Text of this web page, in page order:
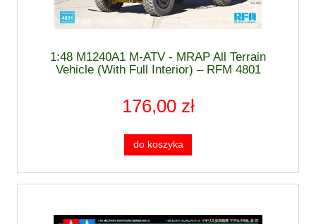
1:48 M1240A1 M-ATV - MRAP All Terrain
Vehicle (With Full Interior) – RFM 4801
176,00 zł
do koszyka